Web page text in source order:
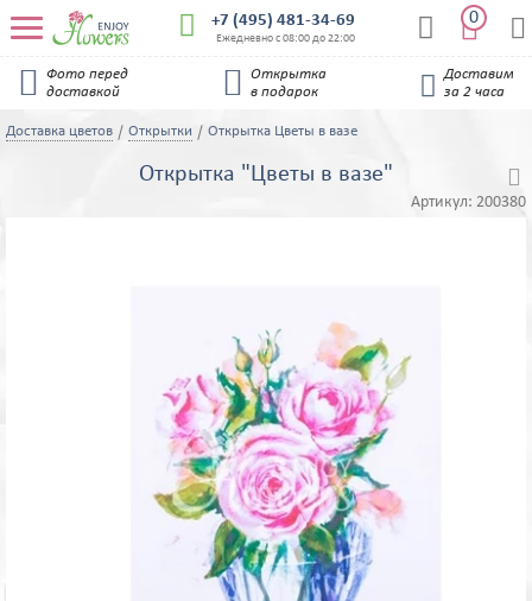
 +7 (495) 481-34-69
Ежедневно с 08:00 до 22:00  
0 

Фото перед
доставкой

Открытка
в подарок

Доставим
за 2 часа
Доставка цветов Открытки Открытка Цветы в вазе
Открытка "Цветы в вазе"
Артикул: 200380
